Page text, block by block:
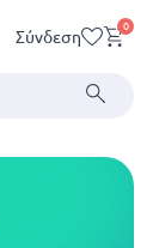
Σύνδεση 0